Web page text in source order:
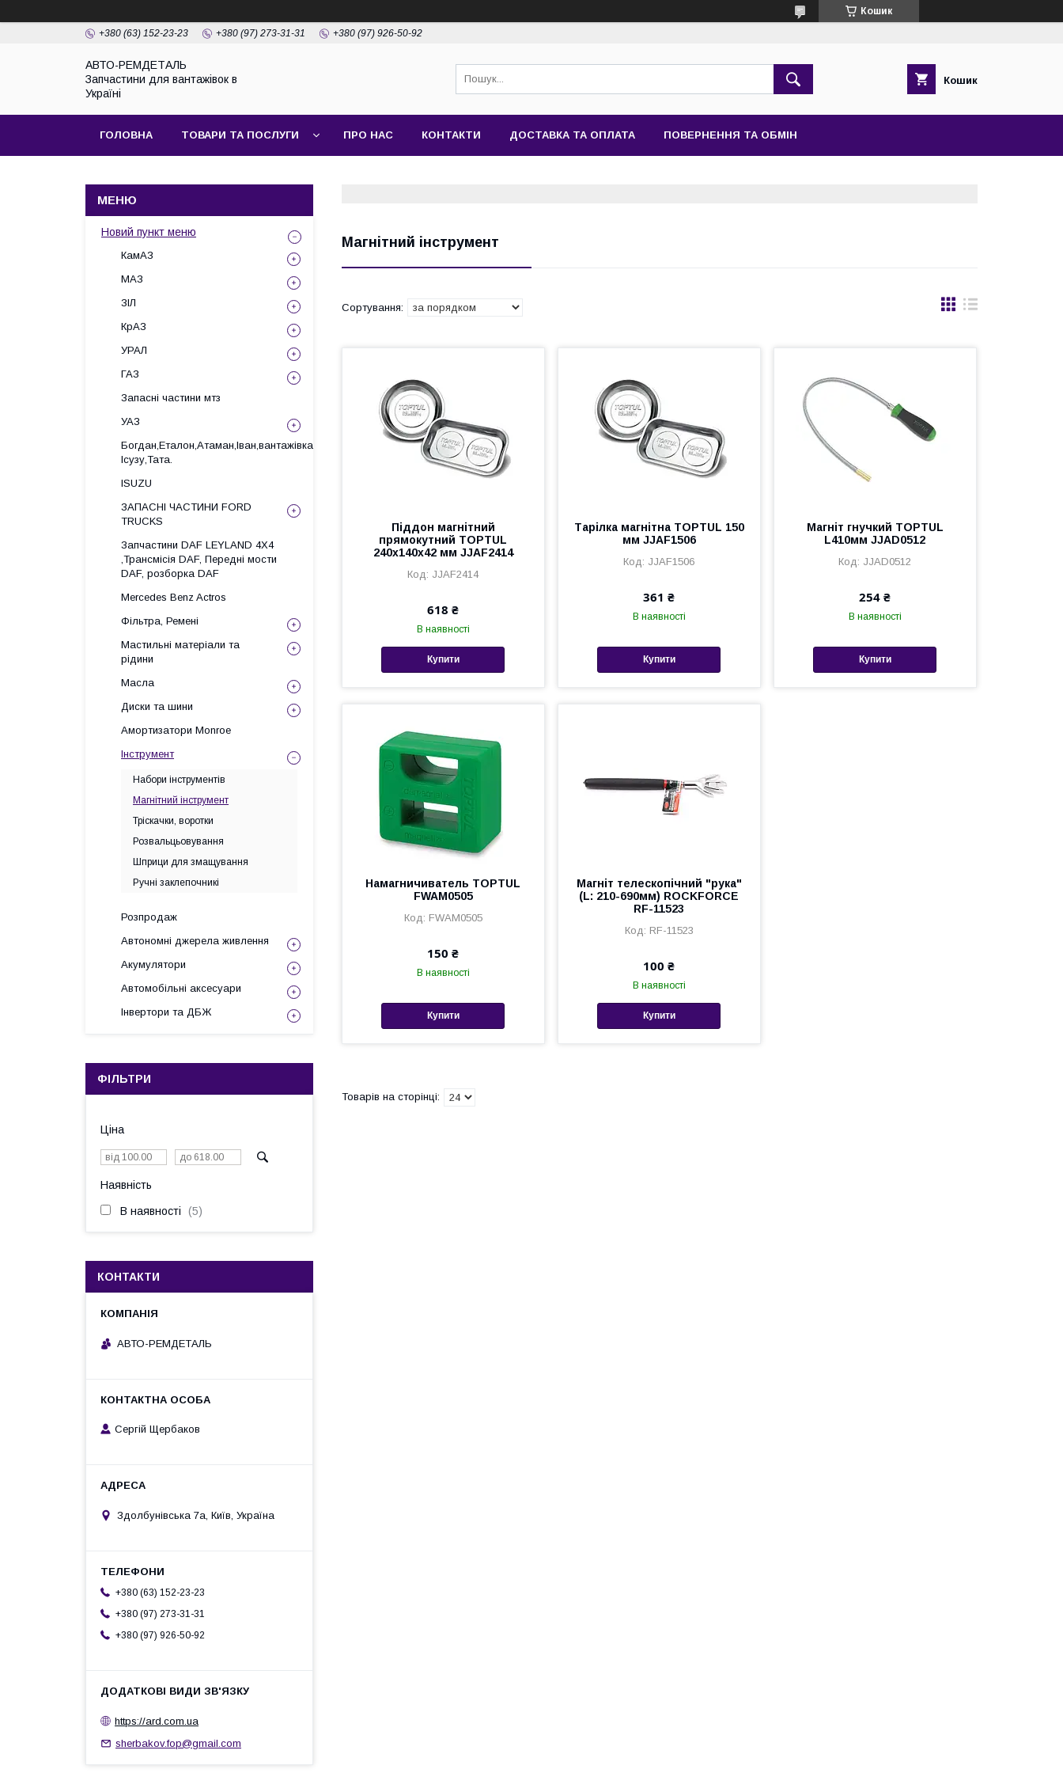
Кошик
+380 (63) 152-23-23 +380 (97) 273-31-31 +380 (97) 926-50-92
АВТО-РЕМДЕТАЛЬ
Запчастини для вантажівок в
Україні
Кошик
ГОЛОВНА ТОВАРИ ТА ПОСЛУГИ ПРО НАС КОНТАКТИ ДОСТАВКА ТА ОПЛАТА ПОВЕРНЕННЯ ТА ОБМІН
Магнітний інструмент
Піддон магнітний
прямокутний TOPTUL
240x140x42 мм JJAF2414
JJAF2414
618 ₴
В наявності
Купити
Тарілка магнітна TOPTUL 150
мм JJAF1506
JJAF1506
361 ₴
В наявності
Купити
Магніт гнучкий TOPTUL
L410мм JJAD0512
JJAD0512
254 ₴
В наявності
Купити
Намагничиватель TOPTUL
FWAM0505
FWAM0505
150 ₴
В наявності
Купити
Магніт телескопічний "рука"
(L: 210-690мм) ROCKFORCE
RF-11523
RF-11523
100 ₴
В наявності
Купити
Новий пункт меню
КамАЗ
МАЗ
ЗІЛ
КрАЗ
УРАЛ
ГАЗ
Запасні частини мтз
УАЗ
Богдан,Еталон,Атаман,Іван,вантажівка
Ісузу,Тата.
ISUZU
ЗАПАСНІ ЧАСТИНИ FORD
TRUCKS
Запчастини DAF LEYLAND 4X4
,Трансмісія DAF, Передні мости
DAF, розборка DAF
Mercedes Benz Actros
Фільтра, Ремені
Мастильні матеріали та
рідини
Масла
Диски та шини
Амортизатори Monroe
Інструмент
Набори інструментів
Магнітний інструмент
Тріскачки, воротки
Розвальцьовування
Шприци для змащування
Ручні заклепочникі
Розпродаж
Автономні джерела живлення
Акумулятори
Автомобільні аксесуари
Інвертори та ДБЖ
ФІЛЬТРИ
Ціна
Наявність
В наявності 5
КОНТАКТИ
АВТО-РЕМДЕТАЛЬ
Сергій Щербаков
Здолбунівська 7а, Київ, Україна
+380 (63) 152-23-23
+380 (97) 273-31-31
+380 (97) 926-50-92
https://ard.com.ua
sherbakov.fop@gmail.com